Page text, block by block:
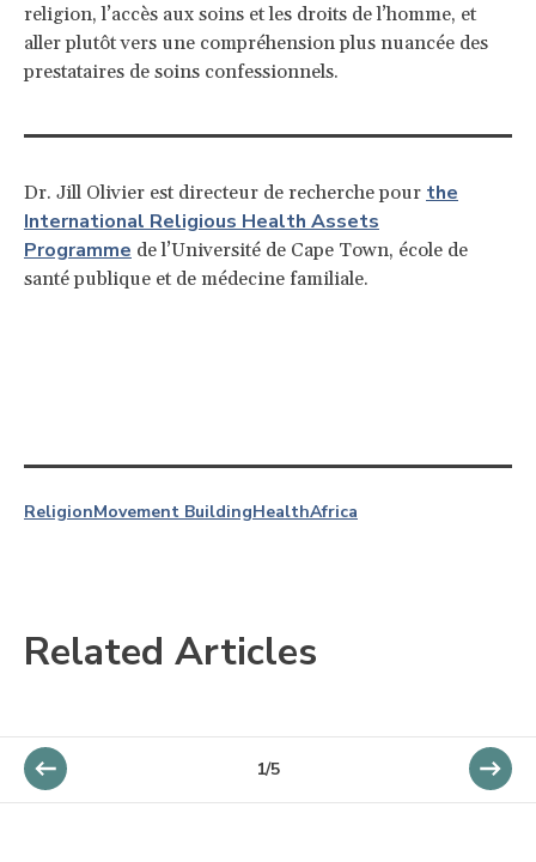
religion, l’accès aux soins et les droits de l’homme, et
aller plutôt vers une compréhension plus nuancée des
prestataires de soins confessionnels.
Dr. Jill Olivier est directeur de recherche pour the
International Religious Health Assets
Programme de l’Université de Cape Town, école de
santé publique et de médecine familiale.
ReligionMovement BuildingHealthAfrica
Related Articles
1/5